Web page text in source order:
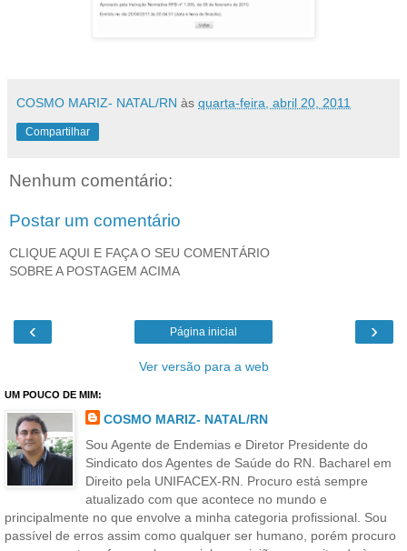
COSMO MARIZ- NATAL/RN às quarta-feira, abril 20, 2011
Compartilhar
Nenhum comentário:
Postar um comentário
CLIQUE AQUI E FAÇA O SEU COMENTÁRIO
SOBRE A POSTAGEM ACIMA
‹ ›
Página inicial
Ver versão para a web
UM POUCO DE MIM:
COSMO MARIZ- NATAL/RN
Sou Agente de Endemias e Diretor Presidente do
Sindicato dos Agentes de Saúde do RN. Bacharel em
Direito pela UNIFACEX-RN. Procuro está sempre
atualizado com que acontece no mundo e
principalmente no que envolve a minha categoria profissional. Sou
passível de erros assim como qualquer ser humano, porém procuro